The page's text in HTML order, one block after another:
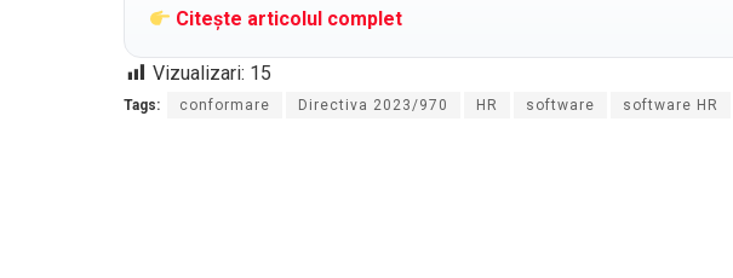
Citește articolul complet
Vizualizari: 15
Tags: conformare Directiva 2023/970 HR software software HR